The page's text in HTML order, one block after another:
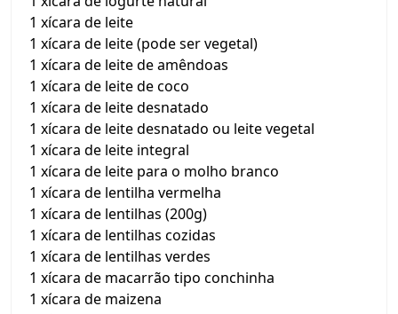
1 xícara de leite
1 xícara de leite (pode ser vegetal)
1 xícara de leite de amêndoas
1 xícara de leite de coco
1 xícara de leite desnatado
1 xícara de leite desnatado ou leite vegetal
1 xícara de leite integral
1 xícara de leite para o molho branco
1 xícara de lentilha vermelha
1 xícara de lentilhas (200g)
1 xícara de lentilhas cozidas
1 xícara de lentilhas verdes
1 xícara de macarrão tipo conchinha
1 xícara de maizena